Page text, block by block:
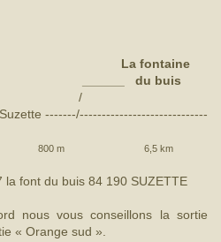
La fontaine
du buis
/
-------/-----------------------------
800 m 6,5 km
la font du buis 84 190 SUZETTE
nous vous conseillons la sortie
« Orange sud ».